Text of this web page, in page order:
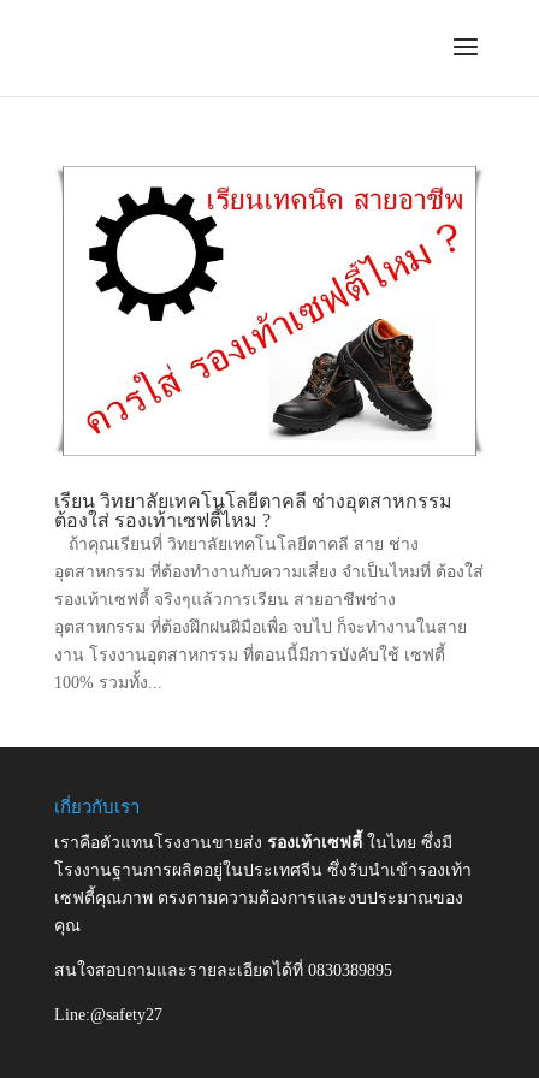
เรียน วิทยาลัยเทคโนโลยีตาคลี ช่างอุตสาหกรรม
ต้องใส่ รองเท้าเซฟตี้ไหม ?
ถ้าคุณเรียนที่ วิทยาลัยเทคโนโลยีตาคลี สาย ช่าง
อุตสาหกรรม ที่ต้องทำงานกับความเสี่ยง จำเป็นไหมที่ ต้องใส่
รองเท้าเซฟตี้ จริงๆแล้วการเรียน สายอาชีพช่าง
อุตสาหกรรม ที่ต้องฝึกฝนฝีมือเพื่อ จบไป ก็จะทำงานในสาย
งาน โรงงานอุตสาหกรรม ที่ตอนนี้มีการบังคับใช้ เซฟตี้
100% รวมทั้ง...
เกี่ยวกับเรา
เราคือตัวแทนโรงงานขายส่ง รองเท้าเซฟตี้ ในไทย ซึ่งมี
โรงงานฐานการผลิตอยู่ในประเทศจีน ซึ่งรับนำเข้ารองเท้า
เซฟตี้คุณภาพ ตรงตามความต้องการและงบประมาณของ
คุณ
สนใจสอบถามและรายละเอียดได้ที่ 0830389895
Line:@safety27